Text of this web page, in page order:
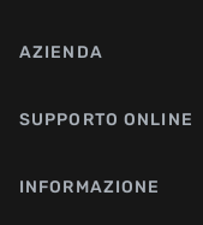
AZIENDA
SUPPORTO ONLINE
INFORMAZIONE